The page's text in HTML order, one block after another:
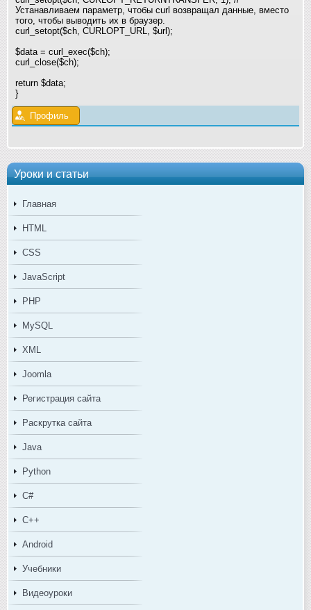
Уроки и статьи
Главная
HTML
CSS
JavaScript
PHP
MySQL
XML
Joomla
Регистрация сайта
Раскрутка сайта
Java
Python
C#
C++
Android
Учебники
Видеоуроки
Устанавливаем параметр, чтобы curl возвращал данные, вместо
того, чтобы выводить их в браузер.
curl_setopt($ch, CURLOPT_URL, $url);
$data = curl_exec($ch);
curl_close($ch);
return $data;
}
Профиль